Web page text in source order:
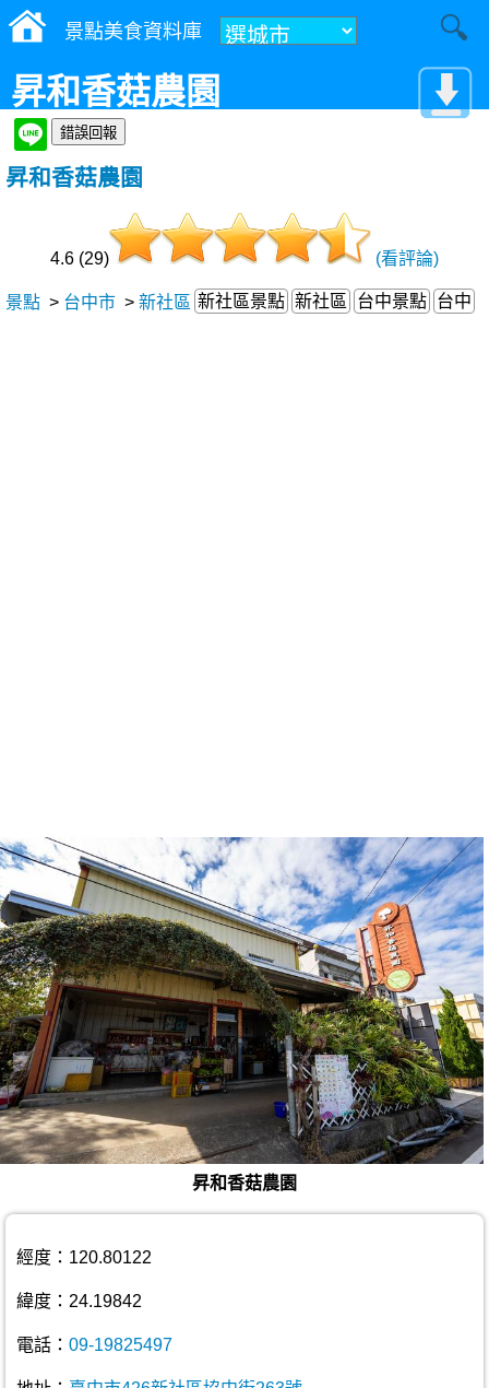
景點美食資料庫
昇和香菇農園
昇和香菇農園
4.6 (29) (看評論)
景點 > 台中市 > 新社區 新社區景點 新社區 台中景點 台中
昇和香菇農園
經度：120.80122
緯度：24.19842
電話： 09-19825497